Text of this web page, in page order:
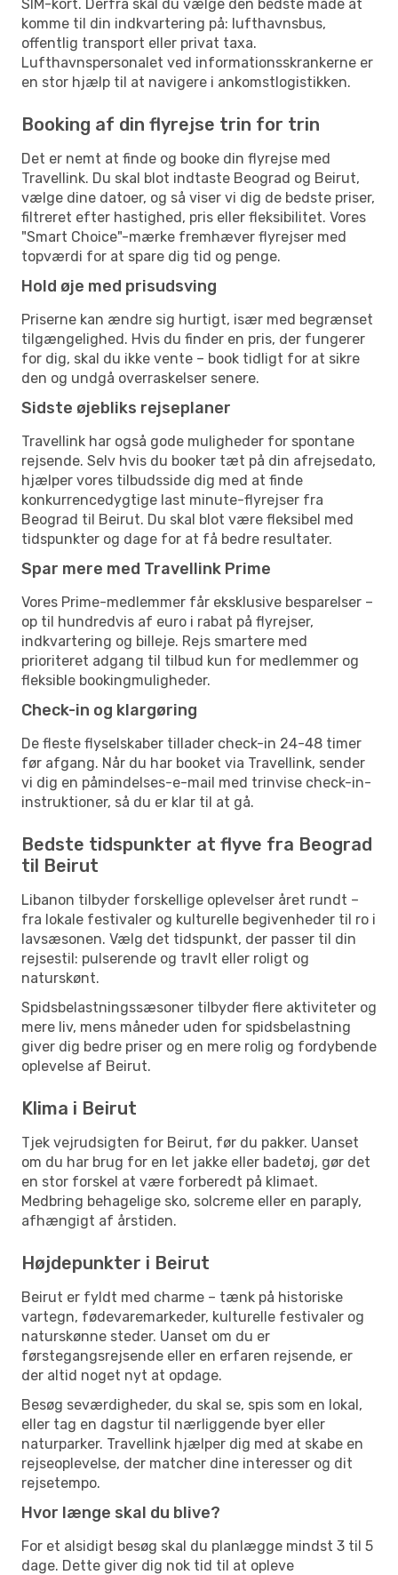
SIM-kort. Derfra skal du vælge den bedste måde at
komme til din indkvartering på: lufthavnsbus,
offentlig transport eller privat taxa.
Lufthavnspersonalet ved informationsskrankerne er
en stor hjælp til at navigere i ankomstlogistikken.
Booking af din flyrejse trin for trin
Det er nemt at finde og booke din flyrejse med
Travellink. Du skal blot indtaste Beograd og Beirut,
vælge dine datoer, og så viser vi dig de bedste priser,
filtreret efter hastighed, pris eller fleksibilitet. Vores
"Smart Choice"-mærke fremhæver flyrejser med
topværdi for at spare dig tid og penge.
Hold øje med prisudsving
Priserne kan ændre sig hurtigt, især med begrænset
tilgængelighed. Hvis du finder en pris, der fungerer
for dig, skal du ikke vente – book tidligt for at sikre
den og undgå overraskelser senere.
Sidste øjebliks rejseplaner
Travellink har også gode muligheder for spontane
rejsende. Selv hvis du booker tæt på din afrejsedato,
hjælper vores tilbudsside dig med at finde
konkurrencedygtige last minute-flyrejser fra
Beograd til Beirut. Du skal blot være fleksibel med
tidspunkter og dage for at få bedre resultater.
Spar mere med Travellink Prime
Vores Prime-medlemmer får eksklusive besparelser –
op til hundredvis af euro i rabat på flyrejser,
indkvartering og billeje. Rejs smartere med
prioriteret adgang til tilbud kun for medlemmer og
fleksible bookingmuligheder.
Check-in og klargøring
De fleste flyselskaber tillader check-in 24-48 timer
før afgang. Når du har booket via Travellink, sender
vi dig en påmindelses-e-mail med trinvise check-in-
instruktioner, så du er klar til at gå.
Bedste tidspunkter at flyve fra Beograd
til Beirut
Libanon tilbyder forskellige oplevelser året rundt –
fra lokale festivaler og kulturelle begivenheder til ro i
lavsæsonen. Vælg det tidspunkt, der passer til din
rejsestil: pulserende og travlt eller roligt og
naturskønt.
Spidsbelastningssæsoner tilbyder flere aktiviteter og
mere liv, mens måneder uden for spidsbelastning
giver dig bedre priser og en mere rolig og fordybende
oplevelse af Beirut.
Klima i Beirut
Tjek vejrudsigten for Beirut, før du pakker. Uanset
om du har brug for en let jakke eller badetøj, gør det
en stor forskel at være forberedt på klimaet.
Medbring behagelige sko, solcreme eller en paraply,
afhængigt af årstiden.
Højdepunkter i Beirut
Beirut er fyldt med charme – tænk på historiske
vartegn, fødevaremarkeder, kulturelle festivaler og
naturskønne steder. Uanset om du er
førstegangsrejsende eller en erfaren rejsende, er
der altid noget nyt at opdage.
Besøg seværdigheder, du skal se, spis som en lokal,
eller tag en dagstur til nærliggende byer eller
naturparker. Travellink hjælper dig med at skabe en
rejseoplevelse, der matcher dine interesser og dit
rejsetempo.
Hvor længe skal du blive?
For et alsidigt besøg skal du planlægge mindst 3 til 5
dage. Dette giver dig nok tid til at opleve